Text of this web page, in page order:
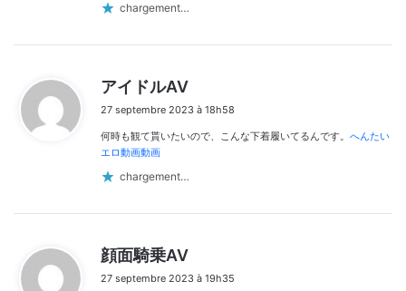
chargement…
アイドルAV
t
27 septembre 2023 à 18h58
何時も観て貰いたいので、こんな下着履いてるんです。 へんたい
エロ動画動画
chargement…
顔面騎乗AV
t
27 septembre 2023 à 19h35